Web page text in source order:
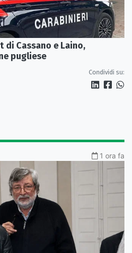
di Cassano e Laino,
pugliese
Condividi su:
1 ora fa